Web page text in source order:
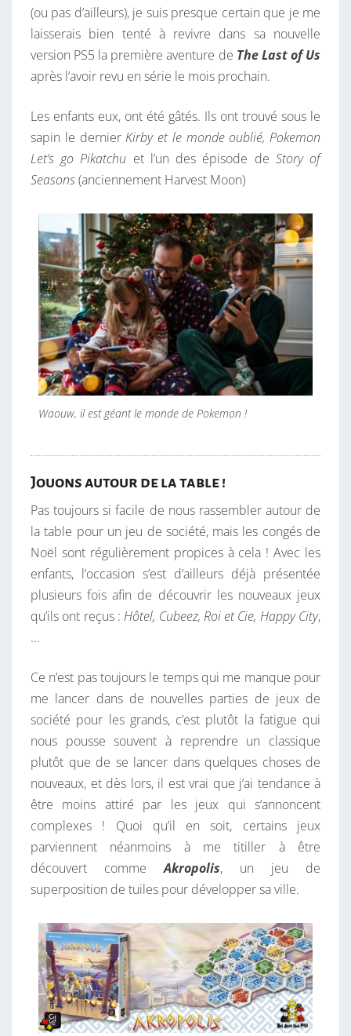
(ou pas d’ailleurs), je suis presque certain que je me
laisserais bien tenté à revivre dans sa nouvelle
version PS5 la première aventure de The Last of Us
après l’avoir revu en série le mois prochain.
Les enfants eux, ont été gâtés. Ils ont trouvé sous le
sapin le dernierKirby et le monde oublié, Pokemon
Let’s go Pikatchu et l’un des épisode de Story of
Seasons(anciennement Harvest Moon)
Waouw, il est géant le monde de Pokemon !
Jouons autour de la table !
Pas toujours si facile de nous rassembler autour de
la table pour un jeu de société, mais les congés de
Noël sont régulièrement propices à cela ! Avec les
enfants, l’occasion s’est d’ailleurs déjà présentée
plusieurs fois afin de découvrir les nouveaux jeux
qu’ils ont reçus :Hôtel, Cubeez, Roi et Cie, Happy City,
…
Ce n’est pas toujours le temps qui me manque pour
me lancer dans de nouvelles parties de jeux de
société pour les grands, c’est plutôt la fatigue qui
nous pousse souvent à reprendre un classique
plutôt que de se lancer dans quelques choses de
nouveaux, et dès lors, il est vrai que j’ai tendance à
être moins attiré par les jeux qui s’annoncent
complexes ! Quoi qu’il en soit, certains jeux
parviennent néanmoins à me titiller à être
découvert commeAkropolis, un jeu de
superposition de tuiles pour développer sa ville.